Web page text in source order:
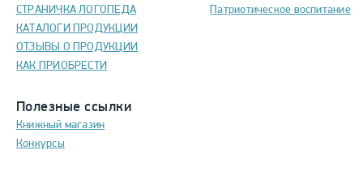
СТРАНИЧКА ЛОГОПЕДА
КАТАЛОГИ ПРОДУКЦИИ
ОТЗЫВЫ О ПРОДУКЦИИ
КАК ПРИОБРЕСТИ
Полезные ссылки
Книжный магазин
Конкурсы
Патриотическое воспитание